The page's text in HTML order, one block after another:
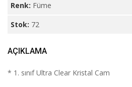
Renk: Füme
Stok: 72
AÇIKLAMA
* 1. sınıf Ultra Clear Kristal Cam